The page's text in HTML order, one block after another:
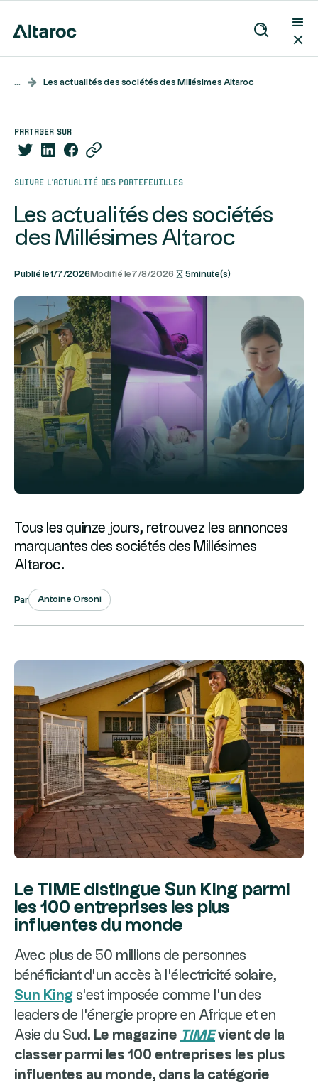
... Les actualités des sociétés des Millésimes Altaroc
partager sur
Suivre l’actualité des portefeuilles
Les actualités des sociétés
des Millésimes Altaroc
Publié le1/7/2026 Modifié le7/8/2026 5minute(s)
Tous les quinze jours, retrouvez les annonces
marquantes des sociétés des Millésimes
Altaroc.
Par Antoine Orsoni
Le TIME distingue Sun King parmi
les 100 entreprises les plus
influentes du monde
Avec plus de 50 millions de personnes
bénéficiant d'un accès à l'électricité solaire,
Sun King s'est imposée comme l'un des
leaders de l'énergie propre en Afrique et en
Asie du Sud. Le magazine TIMEvient de la
classer parmi les 100 entreprises les plus
influentes au monde, dans la catégorie